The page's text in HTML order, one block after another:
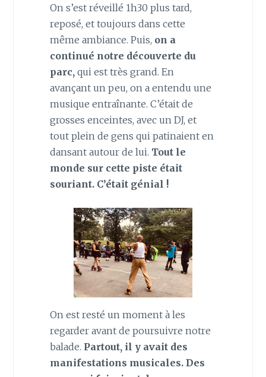
On s’est réveillé 1h30 plus tard,
reposé, et toujours dans cette
même ambiance. Puis, on a
continué notre découverte du
parc,qui est très grand. En
avançant un peu, on a entendu une
musique entraînante. C’était de
grosses enceintes, avec un DJ, et
tout plein de gens qui patinaient en
dansant autour de lui. Tout le
monde sur cette piste était
souriant. C’était génial !
On est resté un moment à les
regarder avant de poursuivre notre
balade. Partout, il y avait des
manifestations musicales. Des